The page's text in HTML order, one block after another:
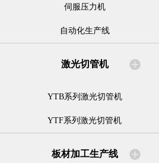
伺服压力机
自动化生产线
激光切管机
YTB系列激光切管机
YTF系列激光切管机
板材加工生产线